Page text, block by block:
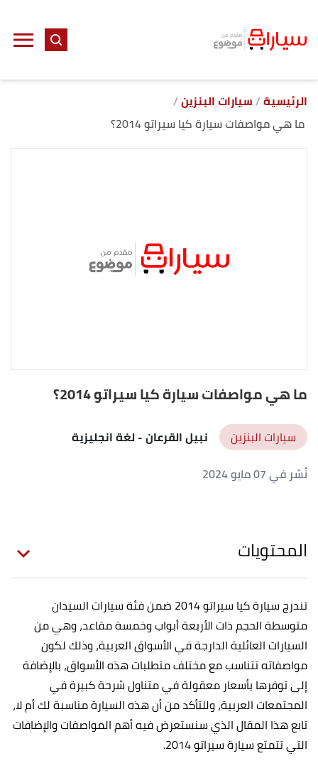
الرئيسية سيارات البنزين
ما هي مواصفات سيارة كيا سيراتو 2014؟
ما هي مواصفات سيارة كيا سيراتو 2014؟
سيارات البنزين نبيل القرعان- لغة انجليزية
نُشر في 07 مايو 2024
المحتويات
تندرج سيارة كيا سيراتو 2014 ضمن فئة سيارات السيدان
متوسطة الحجم ذات الأربعة أبواب وخمسة مقاعد، وهي من
السيارات العائلية الدارجة في الأسواق العربية، وذلك لكون
مواصفاته تتناسب مع مختلف متطلبات هذه الأسواق، بالإضافة
إلى توفرها بأسعار معقولة في متناول شرحة كبيرة في
المجتمعات العربية، وللتأكد من أن هذه السيارة مناسبة لك أم لا،
تابع هذا المقال الذي سنستعرض فيه أهم المواصفات والإضافات
التي تتمتع سيارة سيراتو 2014.